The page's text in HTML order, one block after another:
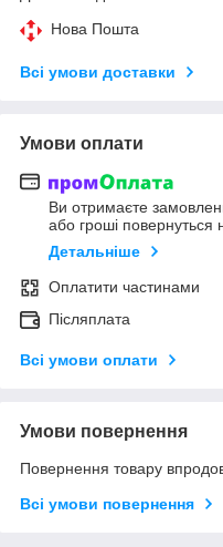
Нова Пошта
Всі умови доставки
Умови оплати
Ви отримаєте
або гроші повернуться
Детальніше
Оплатити частинами
Післяплата
Всі умови оплати
Умови повернення
Повернення товару
Всі умови повернення